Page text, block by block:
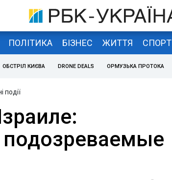
ПОЛІТИКА БІЗНЕС ЖИТТЯ СПОРТ
ОБСТРІЛ КИЄВА DRONE DEALS ОРМУЗЬКА ПРОТОКА
події